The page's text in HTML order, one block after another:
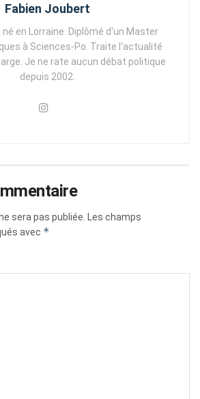
Fabien Joubert
né en Lorraine. Diplômé d'un Master
à Sciences-Po. Traite l'actualité
Je ne rate aucun débat politique
depuis 2002.
sera pas publiée.
Les champs
avec *